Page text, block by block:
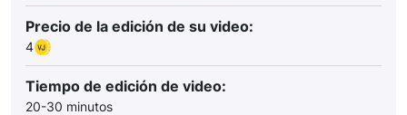
Precio de la edición de su video:
4
Tiempo de edición de video:
20-30 minutos